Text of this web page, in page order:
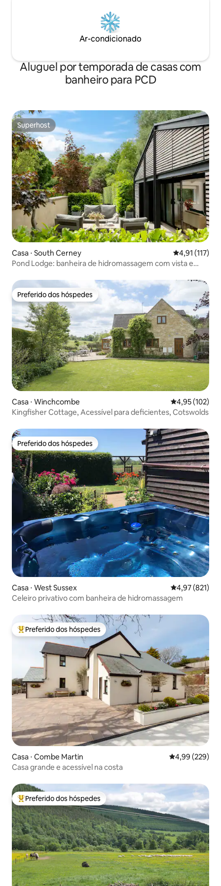
Ar-condicionado
Aluguel por temporada de casas com
banheiro para PCD
Superhost
Superhost
Casa ⋅ South Cerney 4,91 de uma
4,91 (117)
Pond Lodge: banheira de hidromassagem com vista e
Preferido dos hóspedes
Preferido dos hóspedes
Casa ⋅ Winchcombe 4,95 de uma
4,95 (102)
Kingfisher Cottage, Acessível para deficientes, Cotswolds
Preferido dos hóspedes
Preferido dos hóspedes
Casa ⋅ West Sussex 4,97 de uma
4,97 (821)
Celeiro privativo com banheira de hidromassagem
Entre os melhores preferidos dos hóspedes
Preferido dos hóspedes
Casa ⋅ Combe Martin 4,99 de uma
4,99 (229)
Casa grande e acessível na costa
Entre os melhores preferidos dos hóspedes
Preferido dos hóspedes